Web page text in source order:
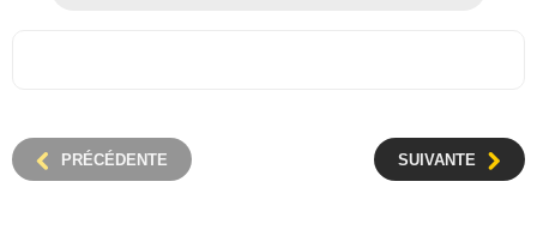
PRÉCÉDENTE SUIVANTE